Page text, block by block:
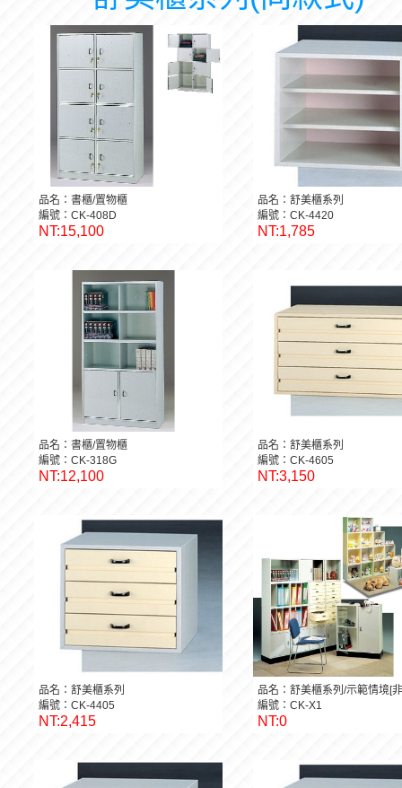
品名：書櫃/置物櫃
編號：CK-408D
NT:15,100
品名：舒美櫃系列
編號：CK-4420
NT:1,785
品名：書櫃/置物櫃
編號：CK-318G
NT:12,100
品名：舒美櫃系列
編號：CK-4605
NT:3,150
品名：舒美櫃系列
編號：CK-4405
NT:2,415
品名：舒美櫃系列/示範情境[
編號：CK-X1
NT:0